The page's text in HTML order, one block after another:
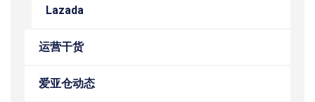
Lazada
运营干货
爱亚仓动态